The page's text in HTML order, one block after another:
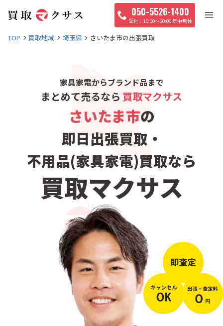
050-5526-1400
10:00〜20:00 年中無休
TOP 買取地域 埼玉県 さいたま市の出張買取
家具家電からブランド品まで
まとめて売るなら 買取マクサス
さいたま市の
即日出張買取・
不用品(家具家電)買取なら
買取マクサス